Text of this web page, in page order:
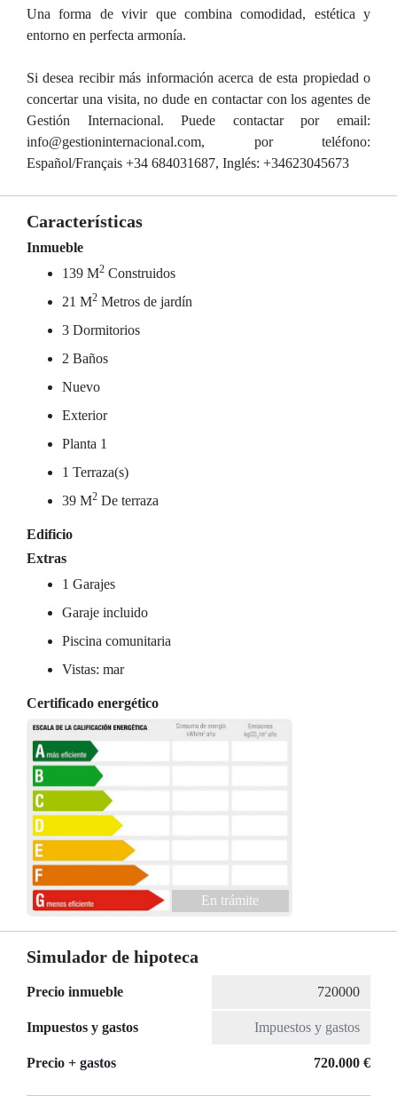
Una forma de vivir que combina comodidad, estética y
entorno en perfecta armonía.
Si desea recibir más información acerca de esta propiedad o
concertar una visita, no dude en contactar con los agentes de
Gestión Internacional. Puede contactar por email:
info@gestioninternacional.com, por teléfono:
Español/Français +34 684031687, Inglés: +34623045673
Características
Inmueble
139 M2 Construidos
21 M2 Metros de jardín
3 Dormitorios
2 Baños
Nuevo
Exterior
Planta 1
1 Terraza(s)
39 M2 De terraza
Edificio
Extras
1 Garajes
Garaje incluido
Piscina comunitaria
Vistas: mar
Certificado energético
En trámite
Simulador de hipoteca
Precio inmueble
Impuestos y gastos
Precio + gastos 720.000 €